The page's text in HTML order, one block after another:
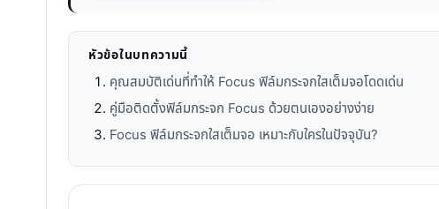
หัวข้อในบทความนี้
คุณสมบัติเด่นที่ทำให้ Focus ฟิล์มกระจกใสเต็มจอโดดเด่น
คู่มือติดตั้งฟิล์มกระจก Focus ด้วยตนเองอย่างง่าย
Focus ฟิล์มกระจกใสเต็มจอ เหมาะกับใครในปัจจุบัน?